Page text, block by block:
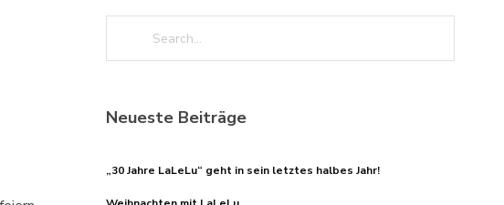
Neueste Beiträge
„30 Jahre LaLeLu“ geht in sein letztes halbes Jahr!